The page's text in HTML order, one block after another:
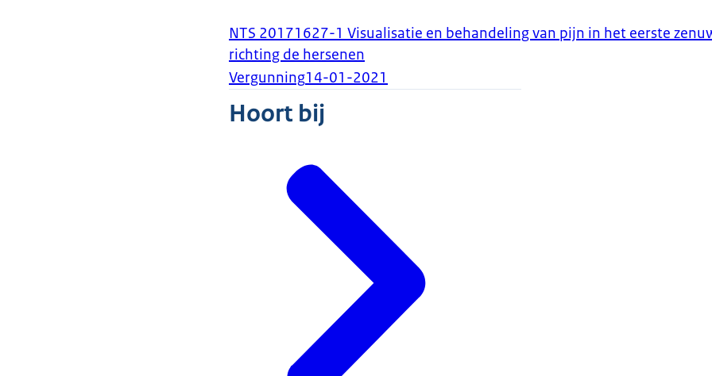
NTS 20171627-1 Visualisatie en behandeling van pijn in het eerste
richting de hersenen
Vergunning14-01-2021
Hoort bij